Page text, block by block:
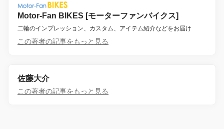
Motor-Fan BIKES [モーターファンバイクス]
二輪のインプレッション、カスタム、アイテム紹介などをお届け
この著者の記事をもっと見る
佐藤大介
この著者の記事をもっと見る